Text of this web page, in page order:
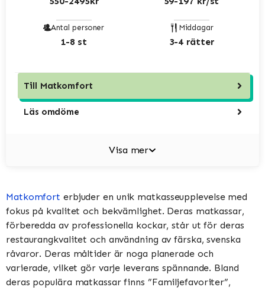
Antal personer
1-8 st
Middagar
3-4 rätter
Till Matkomfort
Läs omdöme
Visa mer
Matkomfort erbjuder en unik matkasseupplevelse med
fokus på kvalitet och bekvämlighet. Deras matkassar,
förberedda av professionella kockar, står ut för deras
restaurangkvalitet och användning av färska, svenska
råvaror. Deras måltider är noga planerade och
varierade, vilket gör varje leverans spännande. Bland
deras populära matkassar finns ”Familjefavoriter”,